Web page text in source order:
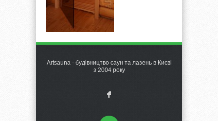
Artsauna - будівництво саун та лазень в Києві
з 2004 року
F